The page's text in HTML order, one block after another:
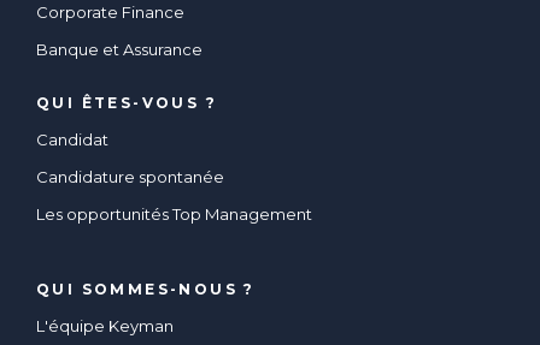
Corporate Finance
Banque et Assurance
QUI ÊTES-VOUS ?
Candidat
Candidature spontanée
Les opportunités Top Management
QUI SOMMES-NOUS ?
L'équipe Keyman